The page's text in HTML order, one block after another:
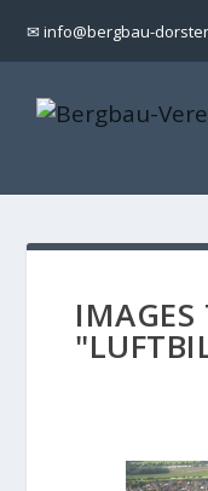
✉ info@bergbau-
IMAGES